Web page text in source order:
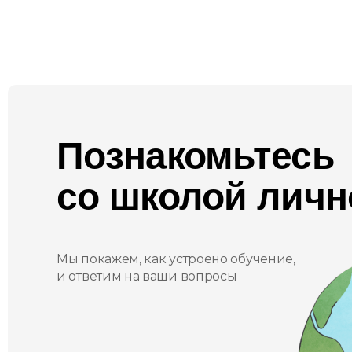
Познакомьтесь
со школой
Мы покажем, как устроено обучение,
и ответим на ваши вопросы